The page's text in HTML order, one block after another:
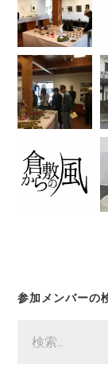
参加メンバーの
索: